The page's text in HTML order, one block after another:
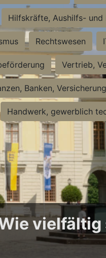
Hilfskräfte, Aushilfs- und
Rechtswesen
Vertrieb,
Banken,
Handwerk, gewerblich
vielfältig